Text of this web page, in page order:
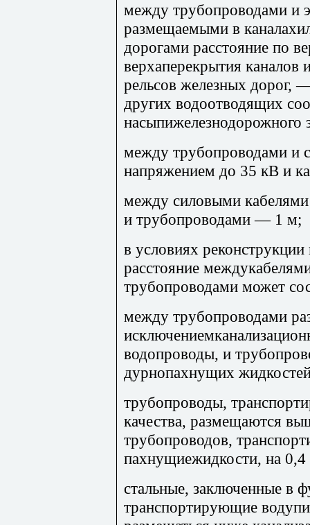
между трубопроводами и
размещаемыми в
дорогами расстояние по
верхаперекрытия
рельсов железных дорог,
других водоотводящих
между трубопроводами и
напряжением до 35 кВ и
между силовыми
и трубопроводами — 1 м;
в условиях
расстояние
трубопроводами может
между трубопроводами
водопроводы, и
дурнопахнущих
трубопроводы,
качества, размещаются
трубопроводов,
пахнущиежидкости, на
стальные, заключенные в
транспортирующие